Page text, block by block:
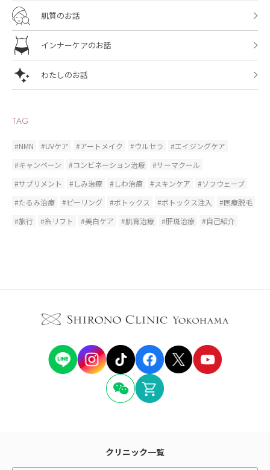
肌質のお話
インナーケアのお話
わたしのお話
TAG
#NMN #UVケア #アートメイク #ウルセラ
#エイジングケア
#キャンペーン
#コンビネーション治療
#サーマクール
#サプリメント
#しみ治療 #しわ治療 #スキンケア
#ソフウェーブ
#たるみ治療
#ピーリング #ボトックス #ボトックス注入
#医療脱毛
#旅行
#糸リフト #美白ケア #肌育治療 #肝斑治療 #自己紹介
クリニック一覧